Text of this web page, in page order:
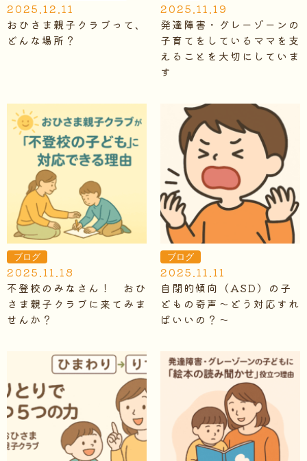
2025.12.11
おひさま親子クラブって、
どんな場所？
2025.11.19
発達障害・グレーゾーンの
子育てをしているママを支
えることを大切にしていま
す
ブログ
2025.11.18
不登校のみなさん！ おひ
さま親子クラブに来てみま
せんか？
ブログ
2025.11.11
自閉的傾向（ASD）の子
どもの奇声～どう対応すれ
ばいいの？～